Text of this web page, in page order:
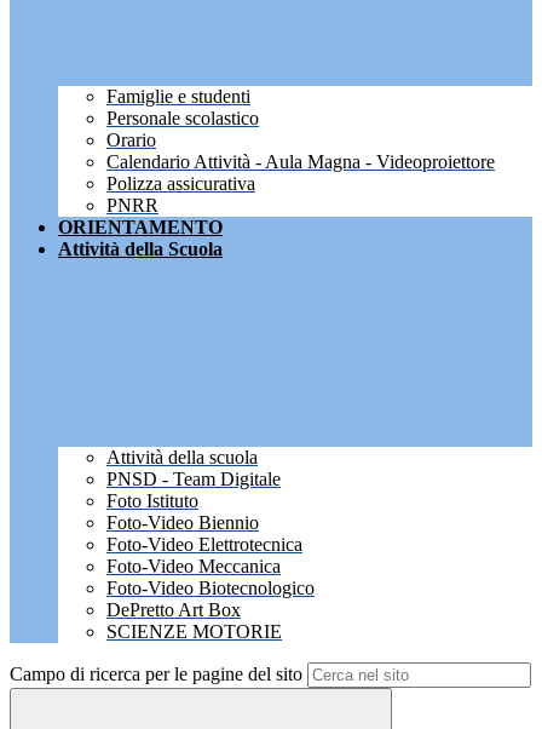
Famiglie e studenti
Personale scolastico
Orario
Calendario Attività - Aula Magna - Videoproiettore
Polizza assicurativa
PNRR
ORIENTAMENTO
Attività della Scuola
Attività della scuola
PNSD - Team Digitale
Foto Istituto
Foto-Video Biennio
Foto-Video Elettrotecnica
Foto-Video Meccanica
Foto-Video Biotecnologico
DePretto Art Box
SCIENZE MOTORIE
Campo di ricerca per le pagine del sito